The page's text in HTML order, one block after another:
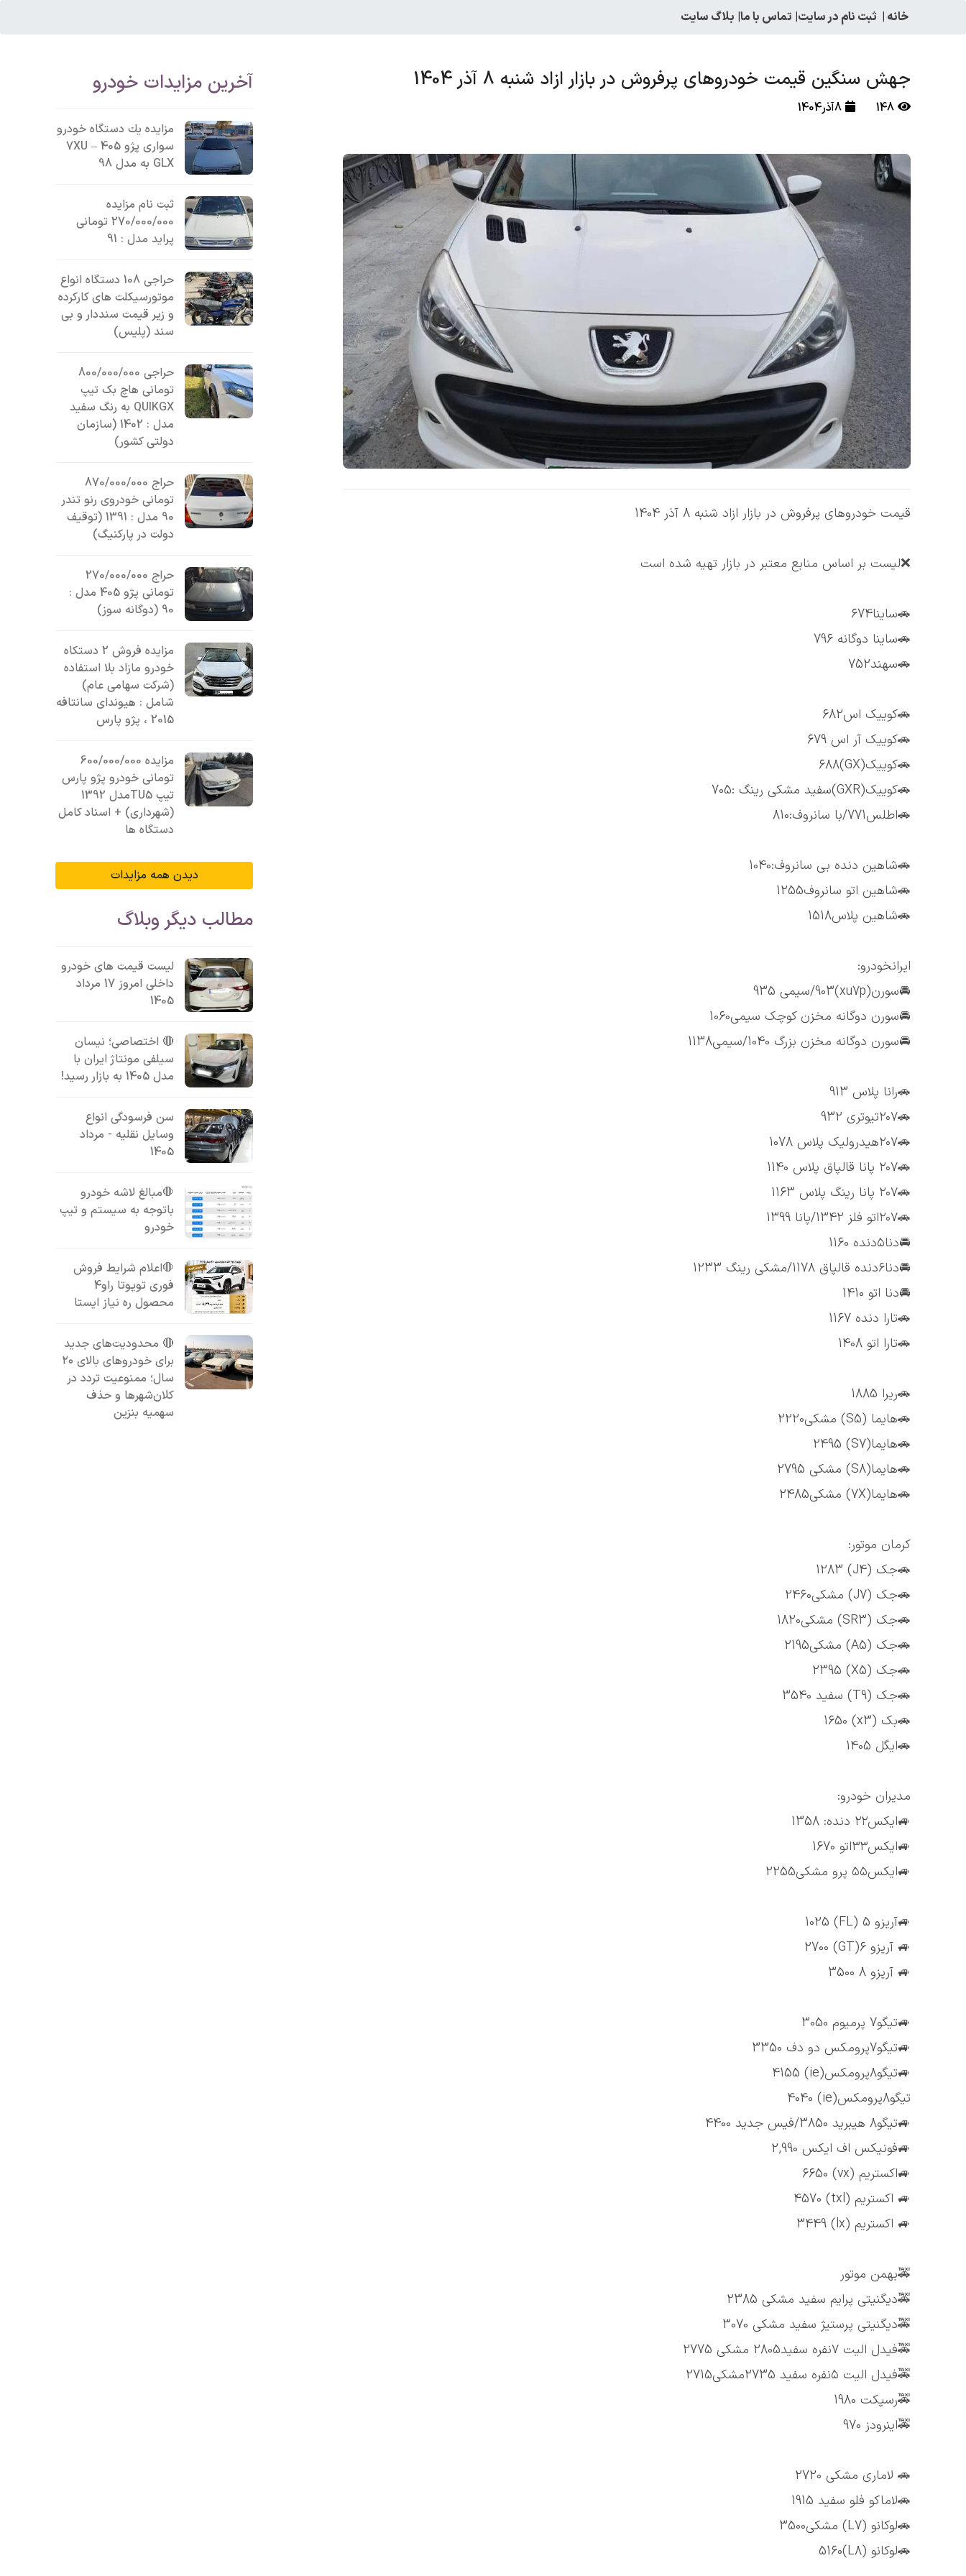
خانه | ثبت نام در سایت| تماس با ما| بلاگ سایت
جهش سنگین قیمت خودروهای پرفروش در بازار ازاد شنبه 8 آذر 1404
148 8آذر1404
قیمت خودروهای پرفروش در بازار ازاد شنبه 8 آذر 1404
❌لیست بر اساس منابع معتبر در بازار تهیه شده است
🚗ساینا674
🚗ساینا دوگانه 796
🚗سهند752
🚗کوییک اس682
🚗کوییک آر اس 679
🚗کوییک(GX)688
🚗کوییک(GXR)سفید مشکی رینگ :705
🚗اطلس771/با سانروف:810
🚗شاهین دنده بی سانروف:1040
🚗شاهین اتو سانروف1255
🚗شاهین پلاس1518
ایرانخودرو:
🚘سورن(xu7p)903/سیمی 935
🚘سورن دوگانه مخزن کوچک سیمی1060
🚘سورن دوگانه مخزن بزرگ 1040/سیمی1138
🚗رانا پلاس 913
🚗۲۰۷تیوتری 932
🚗۲۰۷هیدرولیک پلاس 1078
🚗۲۰۷ پانا قالپاق پلاس 1140
🚗۲۰۷ پانا رینگ پلاس 1163
🚗۲۰۷اتو فلز 1342/پانا 1399
🚘دنا۵دنده 1160
🚘دنا۶دنده قالپاق 1178/مشکی رینگ 1233
🚘دنا اتو 1410
🚗تارا دنده 1167
🚗تارا اتو 1408
🚗ریرا 1885
🚗هایما (S5) مشکی2220
🚗هایما(S7) 2495
🚗هایما(S8) مشکی 2795
🚗هایما(7X) مشکی2485
کرمان موتور:
🚗جک (J4) 1283
🚗جک (J7) مشکی2460
🚗جک (SR3) مشکی1820
🚗جک (A5) مشکی2195
🚗جک (X5) 2395
🚗جک (T9) سفید 3540
🚗بک (x3) 1650
🚗ایگل 1405
مدیران خودرو:
🚙ایکس۲۲ دنده: 1358
🚙ایکس۳۳اتو 1670
🚙ایکس۵۵ پرو مشکی2255
🚙آریزو 5 (FL) 1025
🚙 آریزو 6(GT) 2700
🚙 آریزو 8 3500
🚙تیگو7 پرمیوم 3050
🚙تیگو7پرومکس دو دف 3350
🚙تیگو8پرومکس(ie) 4155
تیگو8پرومکس(ie) 4040
🚙تیگو8 هیبرید 3850/فیس جدید 4400
🚙فونیکس اف ایکس 2,990
🚙اکستریم (vx) 6650
🚙 اکستریم (txl) 4570
🚙 اکستریم (lx) 3449
🚕بهمن موتور
🚕دیگنیتی پرایم سفید مشکی 2385
🚕دیگنیتی پرستیژ سفید مشکی 3070
🚕فیدل الیت ۷نفره سفید2805 مشکی 2775
🚕فیدل الیت ۵نفره سفید 2735مشکی2715
🚕رسپکت 1980
🚕اینرودز 970
🚗 لاماری مشکی 2720
🚗لاماکو فلو سفید 1915
🚗لوکانو (L7) مشکی3500
🚗لوکانو (L8)5160
آخرین مزایدات خودرو
مزایده یك دستگاه خودرو
سواری پژو 405 – 7XU
GLX به مدل 98
ثبت نام مزایده
270/000/000 تومانی
پراید مدل : 91
حراجی 108 دستگاه انواع
موتورسیکلت های کارکرده
و زیر قیمت سنددار و بی
سند (پلیس)
حراجی 800/000/000
تومانی ھاچ بک تیپ
QUIKGX به رنگ سفید
مدل : 1402 (سازمان
دولتی کشور)
حراج 870/000/000
تومانی خودروی رنو تندر
90 مدل : 1391 (توقیف
دولت در پارکنیگ)
حراج 270/000/000
تومانی پژو 405 مدل :
90 (دوگانه سوز)
مزایده فروش 2 دستکاه
خودرو مازاد بلا استفاده
(شرکت سهامی عام)
شامل : هیوندای سانتافه
2015 ، پژو پارس
مزایده 600/000/000
تومانی خودرو پژو پارس
تیپ TU5مدل 1392
(شهرداری) + اسناد کامل
دستگاه ها
دیدن همه مزایدات
مطالب دیگر وبلاگ
لیست قیمت های خودرو
داخلی امروز 17 مرداد
1405
🔴 اختصاصی؛ نیسان
سیلفی مونتاژ ایران با
مدل 1405 به بازار رسید!
سن فرسودگی انواع
وسایل نقلیه - مرداد
1405
🛑مبالغ لاشه خودرو
باتوجه به سیستم و تیپ
خودرو
🛑اعلام شرایط فروش
فوری تویوتا راو4
محصول ره نیاز ایستا
🔴 محدودیت‌های جدید
برای خودروهای بالای ۲۰
سال؛ ممنوعیت تردد در
کلان‌شهرها و حذف
سهمیه بنزین